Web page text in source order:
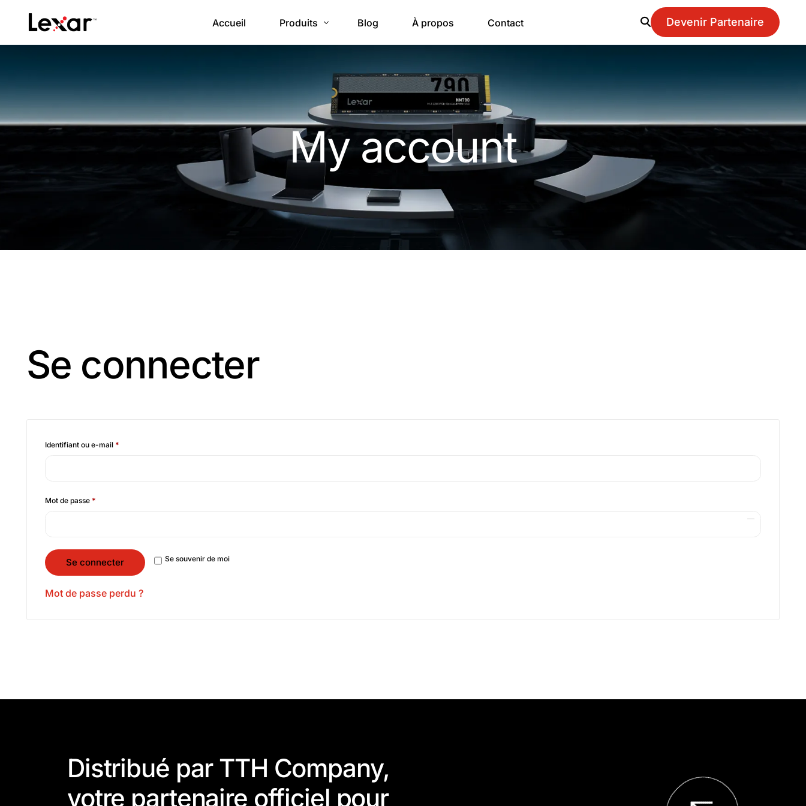
Accueil Produits
Stockage portable
Cartes mémoire
SSD
Accessories
Blog À propos Contact Devenir Partenaire
My account
Se connecter
Identifiant ou e-mail *
Mot de passe *
Se souvenir de moi
Se connecter
Mot de passe perdu ?
Distribué par TTH Company,
votre partenaire officiel pour